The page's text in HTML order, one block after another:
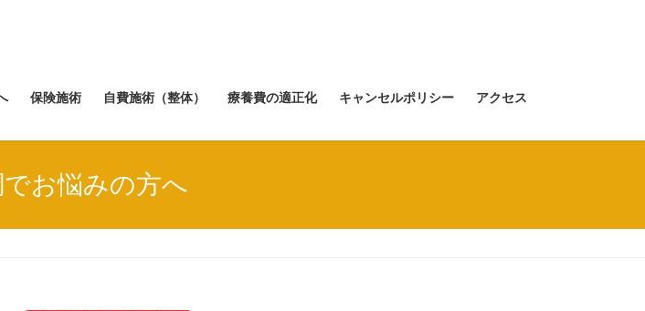
保険施術 自費施術（整体） 療養費の適正化 キャンセルポリシー アクセス
お悩みの方へ